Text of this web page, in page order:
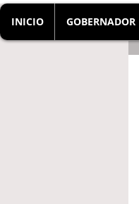
INICIO GOBERNADOR